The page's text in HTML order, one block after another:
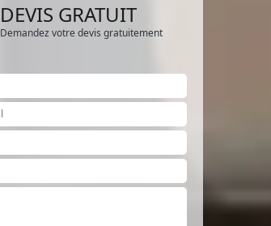
DEVIS GRATUIT
Demandez votre devis gratuitement